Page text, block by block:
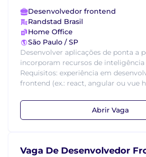
Desenvolvedor frontend
Randstad Brasil
Home Office
São Paulo / SP
Desenvolver aplicações de ponta a
incorporam recursos de
Requisitos: experiência em
frontend (ex.: react, angular ou vue
Abrir Vaga
Vaga De Desenvolvedor